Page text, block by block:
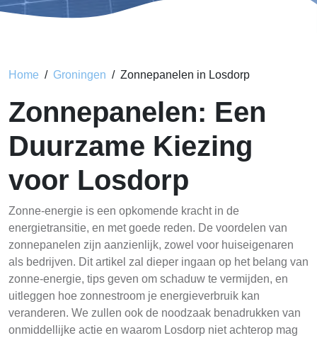
Home Groningen Zonnepanelen in Losdorp
Zonnepanelen: Een
Duurzame Kiezing
voor Losdorp
Zonne-energie is een opkomende kracht in de
energietransitie, en met goede reden. De voordelen van
zonnepanelen zijn aanzienlijk, zowel voor huiseigenaren
als bedrijven. Dit artikel zal dieper ingaan op het belang van
zonne-energie, tips geven om schaduw te vermijden, en
uitleggen hoe zonnestroom je energieverbruik kan
veranderen. We zullen ook de noodzaak benadrukken van
onmiddellijke actie en waarom Losdorp niet achterop mag